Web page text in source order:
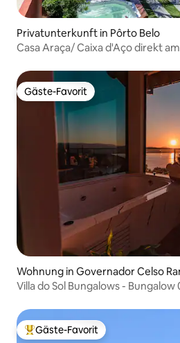
Privatunterkunft in Pôrto Belo
Casa Araça/ Caixa d'Aço direkt
Gäste-Favorit
Gäste-Favorit
Wohnung in Governador Celso
Villa do Sol Bungalows - Bungalow
Beliebter Gäste-Favorit.
Gäste-Favorit